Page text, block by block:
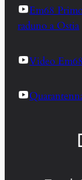
Em68
raduno a Ostia
Video Em68